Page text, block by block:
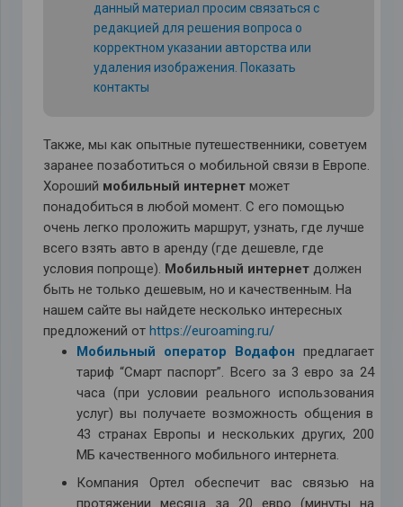
данный материал просим связаться с
редакцией для решения вопроса о
корректном указании авторства или
удаления изображения. Показать
контакты
Также, мы как опытные путешественники, советуем
заранее позаботиться о мобильной связи в Европе.
Хороший мобильный интернетможет
понадобиться в любой момент. С его помощью
очень легко проложить маршрут, узнать, где лучше
всего взять авто в аренду (где дешевле, где
условия попроще). Мобильный интернетдолжен
быть не только дешевым, но и качественным. На
нашем сайте вы найдете несколько интересных
предложений от https://euroaming.ru/
Мобильный оператор
Водафон предлагает
тариф “Смарт паспорт”. Всего за 3 евро за 24
часа (при условии реального использования
услуг) вы получаете возможность общения в
43 странах Европы и нескольких других, 200
МБ качественного мобильного интернета.
Компания Ортел обеспечит вас связью на
протяжении месяца за 20 евро (минуты на